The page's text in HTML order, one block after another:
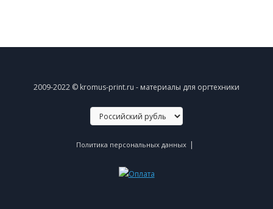
2009-2022 © kromus-print.ru - материалы для оргтехники
Политика персональных данных |